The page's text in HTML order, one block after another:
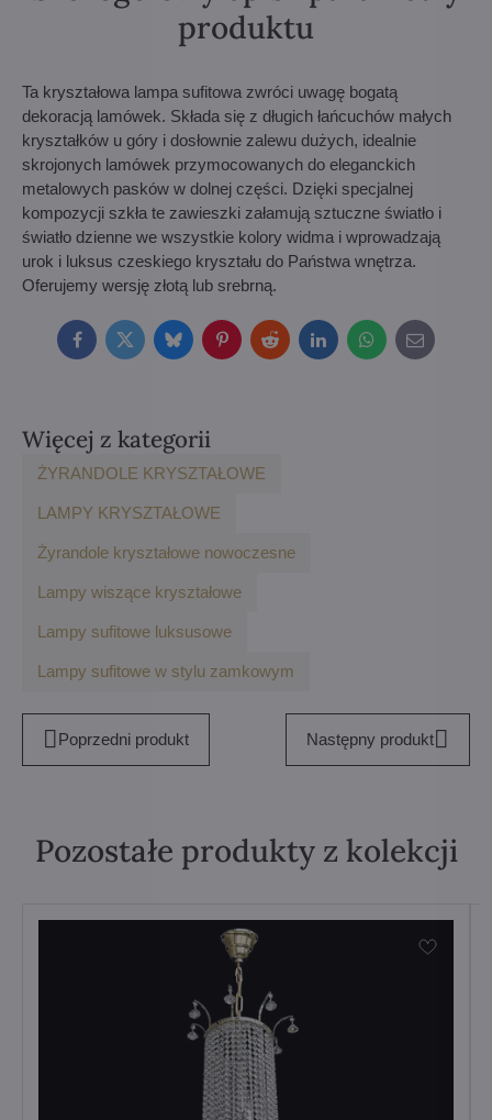
produktu
Ta kryształowa lampa sufitowa zwróci uwagę bogatą
dekoracją lamówek. Składa się z długich łańcuchów małych
kryształków u góry i dosłownie zalewu dużych, idealnie
skrojonych lamówek przymocowanych do eleganckich
metalowych pasków w dolnej części. Dzięki specjalnej
kompozycji szkła te zawieszki załamują sztuczne światło i
światło dzienne we wszystkie kolory widma i wprowadzają
urok i luksus czeskiego kryształu do Państwa wnętrza.
Oferujemy wersję złotą lub srebrną.
FacebookTwitterBlueskyPinterestRedditLinkedInWhatsApp
E-
mail
Więcej z kategorii
ŻYRANDOLE KRYSZTAŁOWE
LAMPY KRYSZTAŁOWE
Żyrandole kryształowe nowoczesne
Lampy wiszące kryształowe
Lampy sufitowe luksusowe
Lampy sufitowe w stylu zamkowym
Poprzedni produkt Następny produkt
Pozostałe produkty z kolekcji